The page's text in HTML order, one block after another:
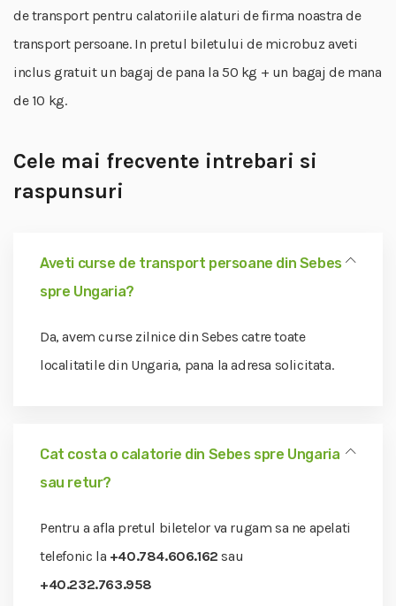
de transport pentru calatoriile alaturi de firma noastra de
transport persoane. In pretul biletului de microbuz aveti
inclus gratuit un bagaj de pana la 50 kg + un bagaj de mana
de 10 kg.
Cele mai frecvente intrebari si
raspunsuri
Aveti curse de transport persoane din Sebes
spre Ungaria?
Da, avem curse zilnice din Sebes catre toate
localitatile din Ungaria, pana la adresa solicitata.
Cat costa o calatorie din Sebes spre Ungaria
sau retur?
Pentru a afla pretul biletelor va rugam sa ne apelati
telefonic la +40.784.606.162 sau
+40.232.763.958